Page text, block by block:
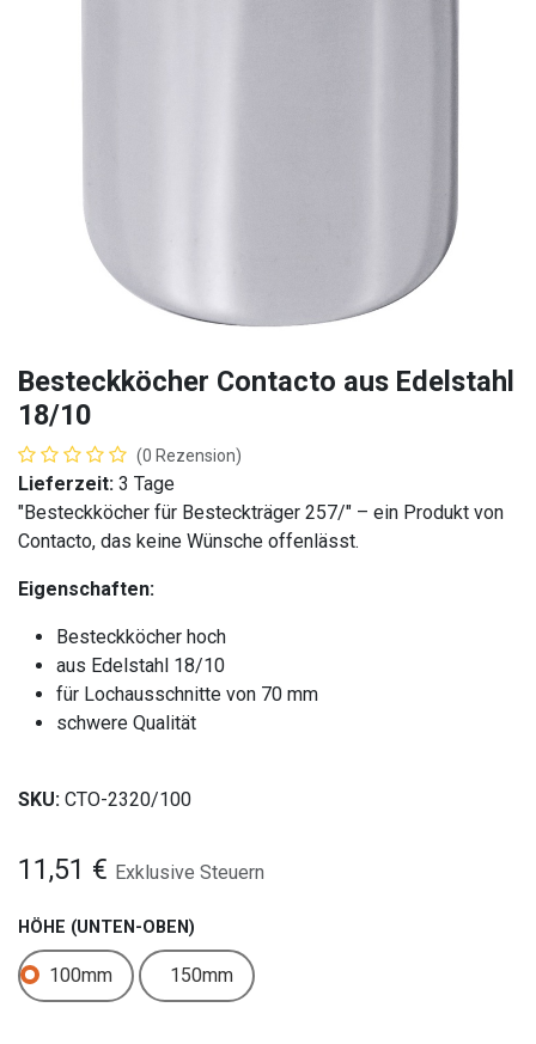
Besteckköcher Contacto aus Edelstahl
18/10
(0 Rezension)
Lieferzeit: 3 Tage
"Besteckköcher für Besteckträger 257/" – ein Produkt von
Contacto, das keine Wünsche offenlässt.
Eigenschaften:
Besteckköcher hoch
aus Edelstahl 18/10
für Lochausschnitte von 70 mm
schwere Qualität
SKU: CTO-2320/100
11,51 € Exklusive Steuern
HÖHE (UNTEN-OBEN)
100mm 150mm